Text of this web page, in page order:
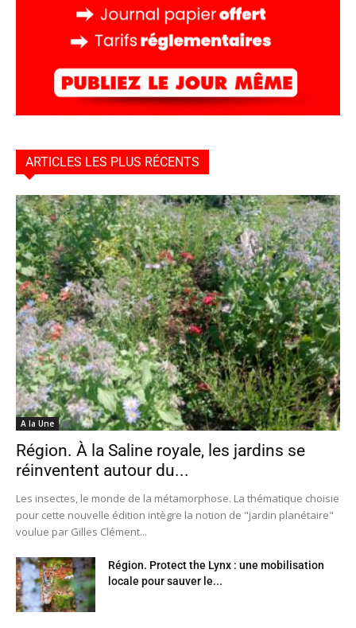
ARTICLES LES PLUS RÉCENTS
A la Une
Région. À la Saline royale, les jardins se
réinventent autour du...
Les insectes, le monde de la métamorphose. La thématique choisie
pour cette nouvelle édition intègre la notion de "jardin planétaire"
voulue par Gilles Clément...
Région. Protect the Lynx : une mobilisation
locale pour sauver le...